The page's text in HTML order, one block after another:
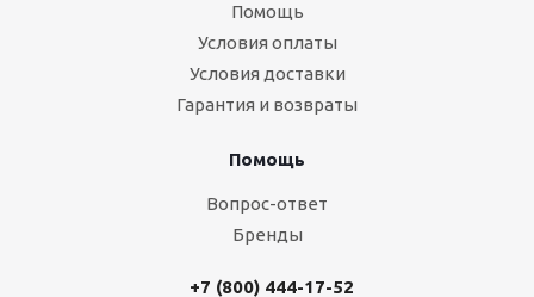
Помощь
Условия оплаты
Условия доставки
Гарантия и возвраты
Помощь
Вопрос-ответ
Бренды
+7 (800) 444-17-52